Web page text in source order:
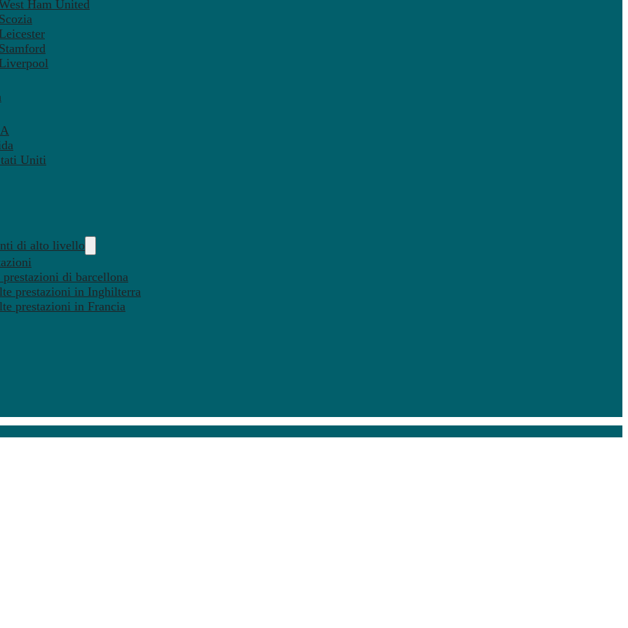
Ham United
Uniti
di alto livello
di barcellona
prestazioni in Inghilterra
prestazioni in Francia